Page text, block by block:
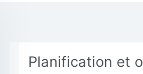
Planification et